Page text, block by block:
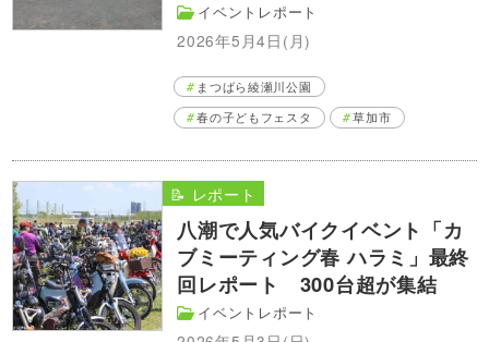
イベントレポート
2026年5月4日(月)
まつばら綾瀬川公園
春の子どもフェスタ
草加市
八潮で人気バイクイベント「カ
ブミーティング春 ハラミ」最終
回レポート 300台超が集結
イベントレポート
📝 レポート